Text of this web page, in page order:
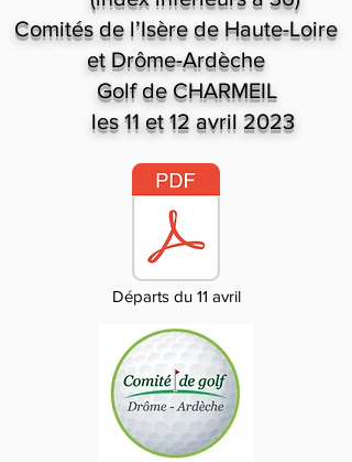
Comités de l’Isère de Haute-Loire
et Drôme-Ardèche
Golf de CHARMEIL
les 11 et 12 avril 2023
Départs du 11 avril